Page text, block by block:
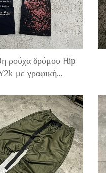
ρούχα δρόμου Hip
με γραφική
τέρι με ευρύ κάτω
διπλή ζώνη, για
άνδρες